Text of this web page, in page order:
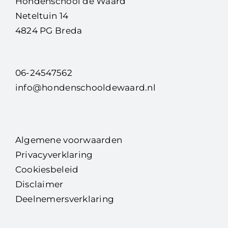
Neteltuin 14
4824 PG Breda
06-24547562
info@hondenschooldewaard.nl
Algemene voorwaarden
Privacyverklaring
Cookiesbeleid
Disclaimer
Deelnemersverklaring